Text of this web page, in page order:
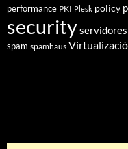
performance PKI Plesk policy
securityservidores
spam spamhaus